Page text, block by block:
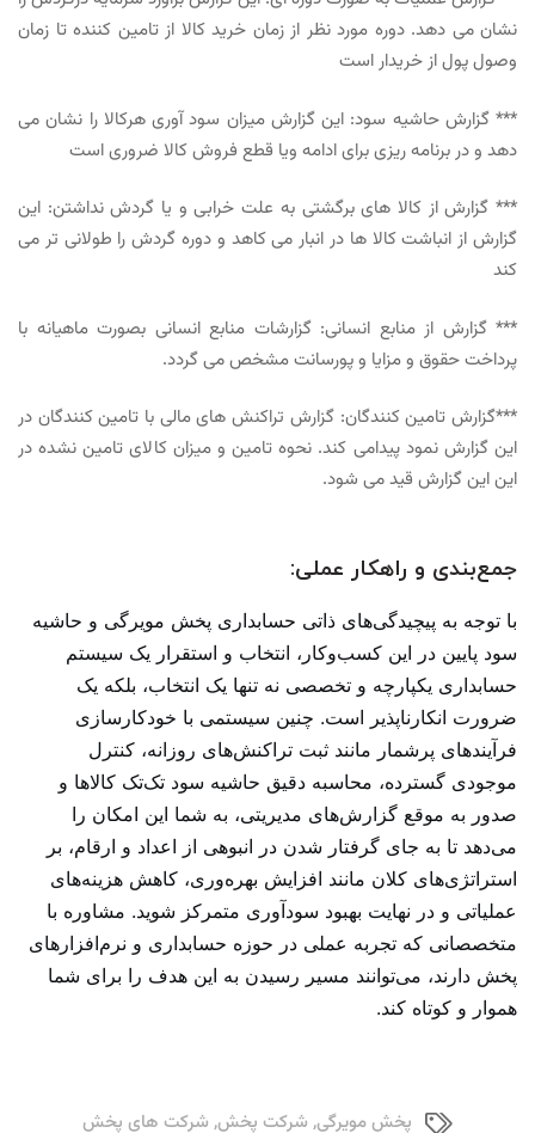
نشان می دهد. دوره مورد نظر از زمان خرید کالا از تامین کننده تا زمان
وصول پول از خریدار است
*** گزارش حاشیه سود: این گزارش میزان سود آوری هرکالا را نشان می
دهد و در برنامه ریزی برای ادامه ویا قطع فروش کالا ضروری است
*** گزارش از کالا های برگشتی به علت خرابی و یا گردش نداشتن: این
گزارش از انباشت کالا ها در انبار می کاهد و دوره گردش را طولانی تر می
کند
*** گزارش از منابع انسانی: گزارشات منابع انسانی بصورت ماهیانه با
پرداخت حقوق و مزایا و پورسانت مشخص می گردد.
***گزارش تامین کنندگان: گزارش تراکنش های مالی با تامین کنندگان در
این گزارش نمود پیدامی کند. نحوه تامین و میزان کالای تامین نشده در
این این گزارش قید می شود.
جمع‌بندی و راهکار عملی:
با توجه به پیچیدگی‌های ذاتی حسابداری پخش مویرگی و حاشیه
سود پایین در این کسب‌وکار، انتخاب و استقرار یک سیستم
حسابداری یکپارچه و تخصصی نه تنها یک انتخاب، بلکه یک
ضرورت انکارناپذیر است. چنین سیستمی با خودکارسازی
فرآیندهای پرشمار مانند ثبت تراکنش‌های روزانه، کنترل
موجودی گسترده، محاسبه دقیق حاشیه سود تک‌تک کالاها و
صدور به موقع گزارش‌های مدیریتی، به شما این امکان را
می‌دهد تا به جای گرفتار شدن در انبوهی از اعداد و ارقام، بر
استراتژی‌های کلان مانند افزایش بهره‌وری، کاهش هزینه‌های
عملیاتی و در نهایت بهبود سودآوری متمرکز شوید. مشاوره با
متخصصانی که تجربه عملی در حوزه حسابداری و نرم‌افزارهای
پخش دارند، می‌توانند مسیر رسیدن به این هدف را برای شما
هموار و کوتاه کند.
پخش مویرگی, شرکت پخش, شرکت های پخش